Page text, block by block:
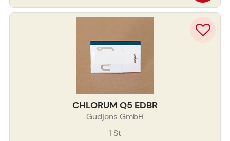
CHLORUM Q5 EDBR
Gudjons GmbH
1 St